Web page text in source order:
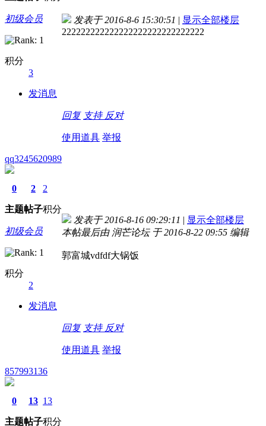
初级会员
积分
3
发消息
发表于 2016-8-6 15:30:51 | 显示全部楼层
222222222222222222222222222222
回复 支持 反对
使用道具 举报
qq3245620989
0
主题
2
帖子
2
积分
初级会员
积分
2
发消息
发表于 2016-8-16 09:29:11 | 显示全部楼层
本帖最后由 润芒论坛 于 2016-8-22 09:55 编辑
郭富城vdfdf大锅饭
回复 支持 反对
使用道具 举报
857993136
0
主题
13
帖子
13
积分